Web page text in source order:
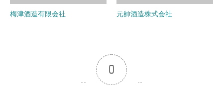
梅津酒造有限会社 元帥酒造株式会社
0